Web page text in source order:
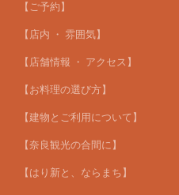
【ご予約】
【店内 ・ 雰囲気】
【店舗情報 ・ アクセス】
【お料理の選び方】
【建物とご利用について】
【奈良観光の合間に】
【はり新と、ならまち】